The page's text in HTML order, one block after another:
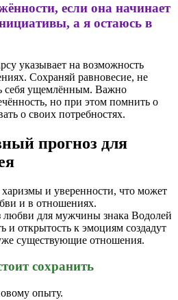
если она начинает
а я остаюсь в
указывает на возможность
Сохраняй равновесие, не
себя ущемлённым. Важно
но при этом помнить о
о своих потребностях.
прогноз для
и уверенности, что может
и в отношениях.
любви для мужчины знака Водолей
и открытость к эмоциям создадут
существующие отношения.
сохранить
опыту.